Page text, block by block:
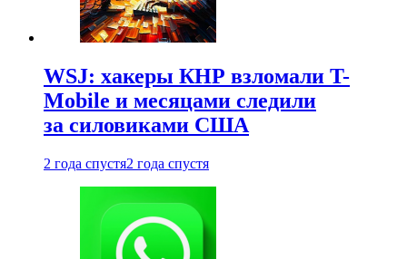
WSJ: хакеры КНР взломали T-
Mobile и месяцами следили
за силовиками США
2 года спустя2 года спустя